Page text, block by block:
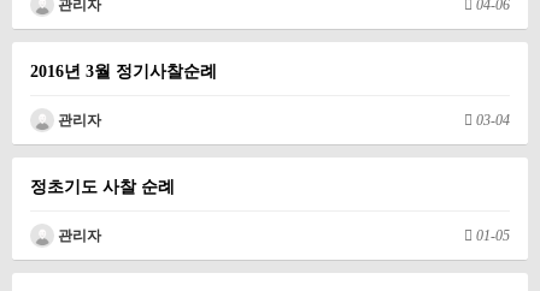
관리자 04-06
2016년 3월 정기사찰순례
관리자 03-04
정초기도 사찰 순례
관리자 01-05